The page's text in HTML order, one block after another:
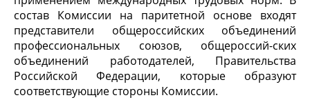
состав Комиссии на паритетной основе входят
представители общероссийских объединений
профессиональных союзов, общероссий-ских
объединений работодателей, Правительства
Российской Федерации, которые образуют
соответствующие стороны Комиссии.